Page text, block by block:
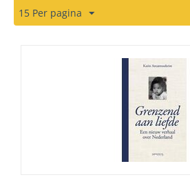
15 Per pagina